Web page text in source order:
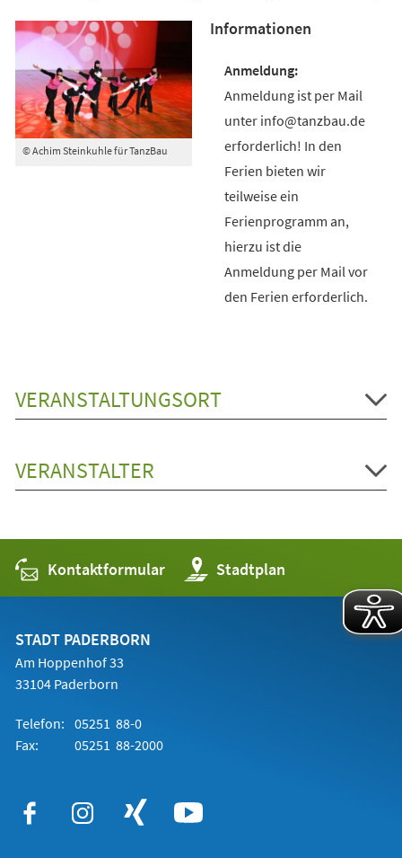
© Achim Steinkuhle für TanzBau
Informationen
Anmeldung ist per Mail
unter info@tanzbau.de
erforderlich! In den
Ferien bieten wir
teilweise ein
Ferienprogramm an,
hierzu ist die
Anmeldung per Mail vor
den Ferien erforderlich.
VERANSTALTUNGSORT
VERANSTALTER
Kontaktformular Stadtplan
(Öffnet
in
einem
STADT PADERBORN
Am Hoppenhof 33
33104 Paderborn
Telefon: 05251 88-0
Fax:
05251 88-2000